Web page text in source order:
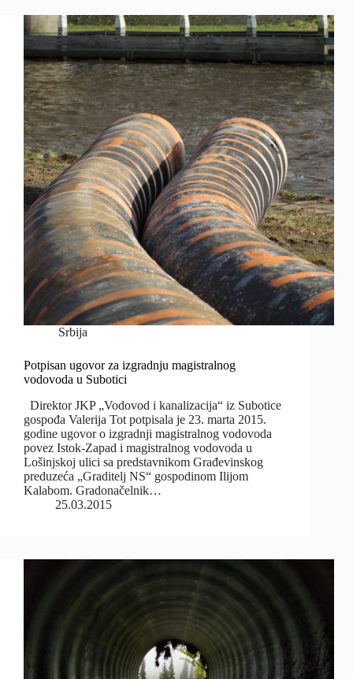
Srbija
Potpisan ugovor za izgradnju magistralnog
vodovoda u Subotici
Direktor JKP „Vodovod i kanalizacija“ iz Subotice
gospođa Valerija Tot potpisala je 23. marta 2015.
godine ugovor o izgradnji magistralnog vodovoda
povez Istok-Zapad i magistralnog vodovoda u
Lošinjskoj ulici sa predstavnikom Građevinskog
preduzeća „Graditelj NS“ gospodinom Ilijom
Kalabom. Gradonačelnik…
25.03.2015